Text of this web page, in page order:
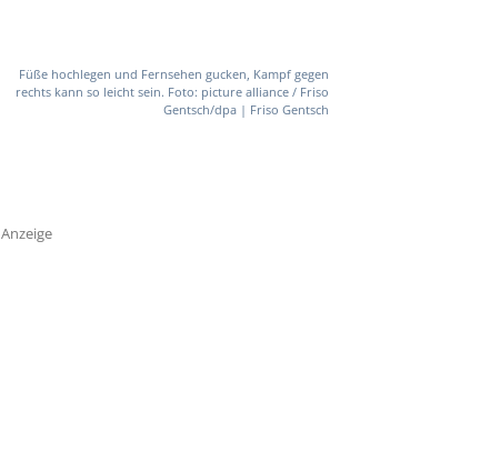
Füße hochlegen und Fernsehen gucken, Kampf gegen
rechts kann so leicht sein. Foto: picture alliance / Friso
Gentsch/dpa | Friso Gentsch
Anzeige